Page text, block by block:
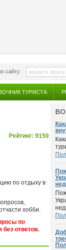
сайту:
ТУРИСТА
Рейтинг: 9150
по отдыху в
хобби.
по
без ответов.